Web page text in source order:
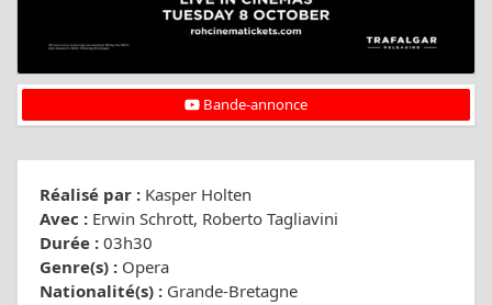
Bande-annonce
Réalisé par : Kasper Holten
Avec : Erwin Schrott, Roberto Tagliavini
Durée : 03h30
Genre(s) : Opera
Nationalité(s) : Grande-Bretagne